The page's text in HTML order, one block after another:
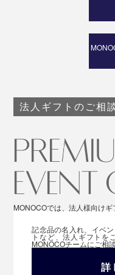
法人ギフトのご相
MONOCOでは、法人様向けギ
記念品の名入れ、イベ
トなど、法人ギフトを
MONOCOチームにご相
詳